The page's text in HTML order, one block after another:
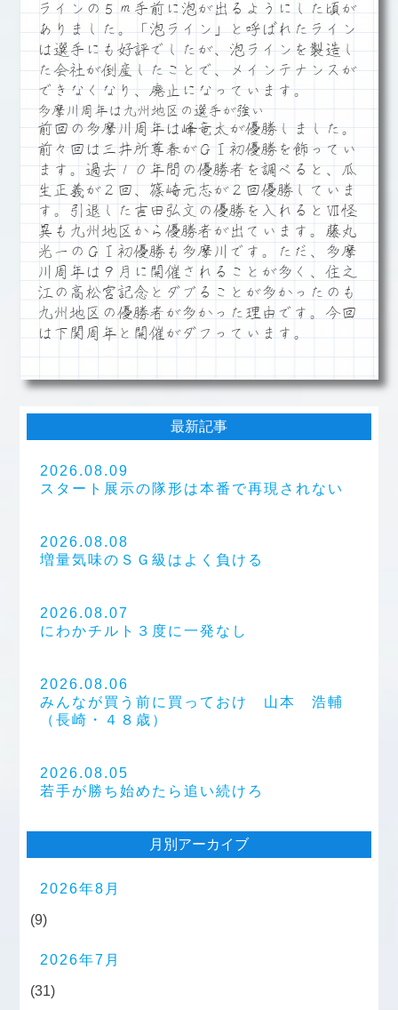
ラインの５ｍ手前に泡が出るようにした頃が
ありました。「泡ライン」と呼ばれたライン
は選手にも好評でしたが、泡ラインを製造し
た会社が倒産したことで、メインテナンスが
できなくなり、廃止になっています。
多摩川周年は九州地区の選手が強い
前回の多摩川周年は峰竜太が優勝しました。
前々回は三井所尊春がＧⅠ初優勝を飾ってい
ます。過去１０年間の優勝者を調べると、瓜
生正義が２回、篠崎元志が２回優勝していま
す。引退した吉田弘文の優勝を入れるとⅦ怪
異も九州地区から優勝者が出ています。藤丸
光一のＧⅠ初優勝も多摩川です。ただ、多摩
川周年は９月に開催されることが多く、住之
江の高松宮記念とダブることが多かったのも
九州地区の優勝者が多かった理由です。今回
は下関周年と開催がダフっています。
最新記事
2026.08.09
スタート展示の隊形は本番で再現されない
2026.08.08
増量気味のＳＧ級はよく負ける
2026.08.07
にわかチルト３度に一発なし
2026.08.06
みんなが買う前に買っておけ 山本 浩輔
（長崎・４８歳）
2026.08.05
若手が勝ち始めたら追い続けろ
月別アーカイブ
2026年8月
(9)
2026年7月
(31)